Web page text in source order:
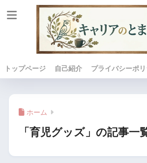
トップページ 自己紹介 プライバシーポ
ホーム
「育児グッズ」の記事一